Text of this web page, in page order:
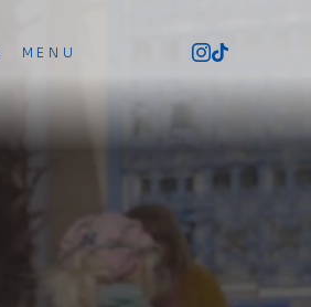
MENU